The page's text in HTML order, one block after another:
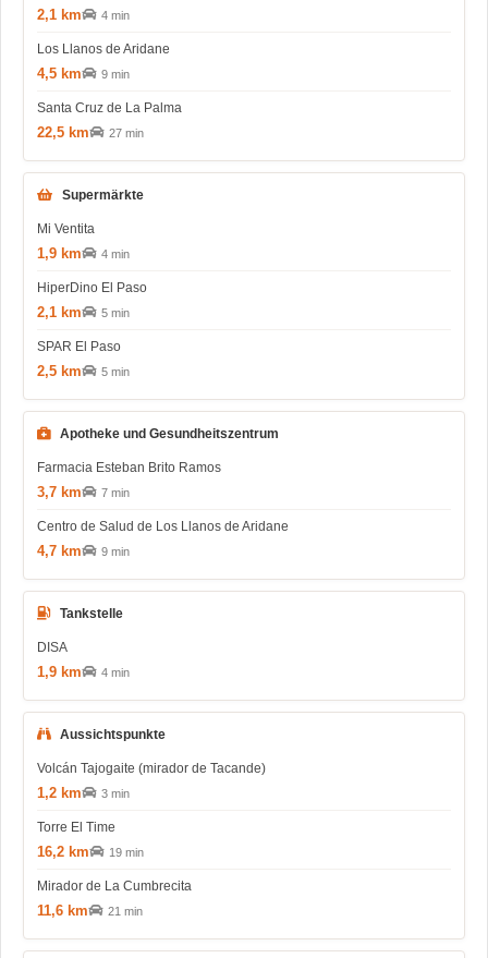
2,1 km 4 min
Los Llanos de Aridane
4,5 km 9 min
Santa Cruz de La Palma
22,5 km 27 min
Supermärkte
Mi Ventita
1,9 km 4 min
HiperDino El Paso
2,1 km 5 min
SPAR El Paso
2,5 km 5 min
Apotheke und Gesundheitszentrum
Farmacia Esteban Brito Ramos
3,7 km 7 min
Centro de Salud de Los Llanos de Aridane
4,7 km 9 min
Tankstelle
DISA
1,9 km 4 min
Aussichtspunkte
Volcán Tajogaite (mirador de Tacande)
1,2 km 3 min
Torre El Time
16,2 km 19 min
Mirador de La Cumbrecita
11,6 km 21 min